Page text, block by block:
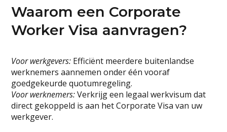
Waarom een Corporate
Worker Visa aanvragen?
Voor werkgevers: Efficiënt meerdere buitenlandse
werknemers aannemen onder één vooraf
goedgekeurde quotumregeling.
Voor werknemers:Verkrijg een legaal werkvisum dat
direct gekoppeld is aan het Corporate Visa van uw
werkgever.